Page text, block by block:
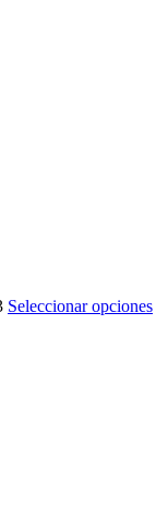
Seleccionar opciones